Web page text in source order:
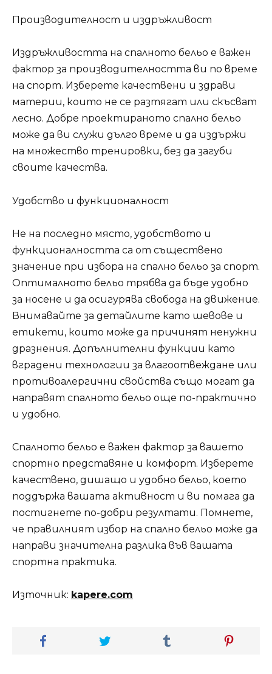
Производителност и издръжливост
Издръжливостта на спалното бельо е важен
фактор за производителността ви по време
на спорт. Изберете качествени и здрави
материи, които не се разтягат или скъсват
лесно. Добре проектираното спално бельо
може да ви служи дълго време и да издържи
на множество тренировки, без да загуби
своите качества.
Удобство и функционалност
Не на последно място, удобството и
функционалността са от съществено
значение при избора на спално бельо за спорт.
Оптималното бельо трябва да бъде удобно
за носене и да осигурява свобода на движение.
Внимавайте за детайлите като шевове и
етикети, които може да причинят ненужни
дразнения. Допълнителни функции като
вградени технологии за влагоотвеждане или
противоалергични свойства също могат да
направят спалното бельо още по-практично
и удобно.
Спалното бельо е важен фактор за вашето
спортно представяне и комфорт. Изберете
качествено, дишащо и удобно бельо, което
поддържа вашата активност и ви помага да
постигнете по-добри резултати. Помнете,
че правилният избор на спално бельо може да
направи значителна разлика във вашата
спортна практика.
Източник: kapere.com